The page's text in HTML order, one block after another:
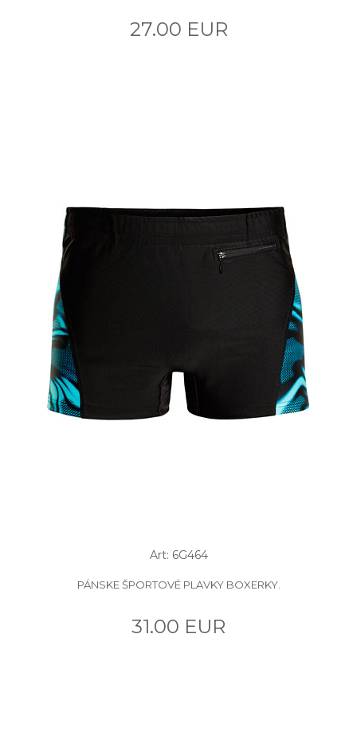
27.00 EUR
Art: 6G464
PÁNSKE ŠPORTOVÉ PLAVKY BOXERKY.
31.00 EUR